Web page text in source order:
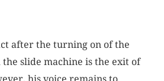
after the turning on of the
slide machine is the exit of
his voice remains to